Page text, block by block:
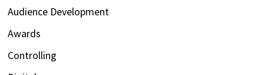
Audience Development
Awards
Controlling